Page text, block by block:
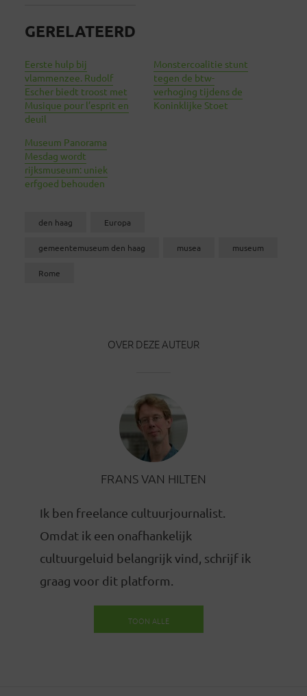
GERELATEERD
Eerste hulp bij
vlammenzee. Rudolf
Escher biedt troost met
Musique pour l’esprit en
deuil
Monstercoalitie stunt
tegen de btw-
verhoging tijdens de
Koninklijke Stoet
Museum Panorama
Mesdag wordt
rijksmuseum: uniek
erfgoed behouden
den haag Europa
gemeentemuseum den haag musea museum
Rome
OVER DEZE AUTEUR
FRANS VAN HILTEN
Ik ben freelance cultuurjournalist.
Omdat ik een onafhankelijk
cultuurgeluid belangrijk vind, schrijf ik
graag voor dit platform.
TOON ALLE